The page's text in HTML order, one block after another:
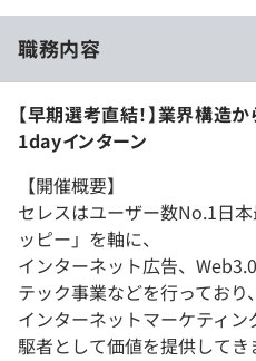
職務内容
【早期選考直結！】業界構造
1dayインターン
【開催概要】
セレスはユーザー数No.1日
ッピー」を軸に、
インターネット広告、
テック事業などを行っており、
インターネットマーケティ
駆者として価値を提供してき